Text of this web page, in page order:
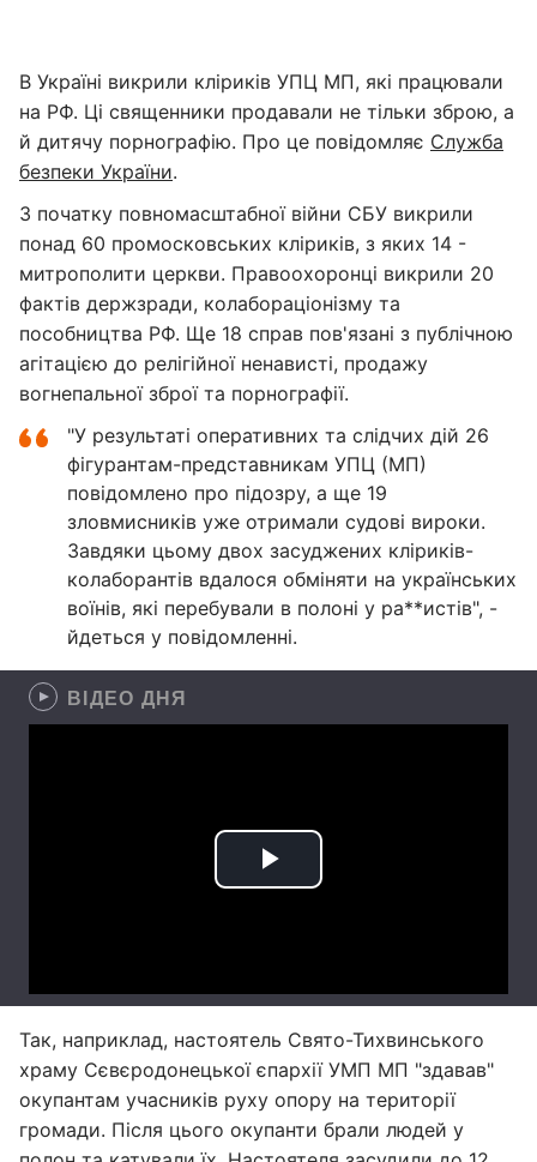
В Україні викрили кліриків УПЦ МП, які працювали
на РФ. Ці священники продавали не тільки зброю, а
й дитячу порнографію. Про це повідомляє Служба
безпеки України.
З початку повномасштабної війни СБУ викрили
понад 60 промосковських кліриків, з яких 14 -
митрополити церкви. Правоохоронці викрили 20
фактів держзради, колабораціонізму та
пособництва РФ. Ще 18 справ пов'язані з публічною
агітацією до релігійної ненависті, продажу
вогнепальної зброї та порнографії.
"У результаті оперативних та слідчих дій 26
фігурантам-представникам УПЦ (МП)
повідомлено про підозру, а ще 19
зловмисників уже отримали судові вироки.
Завдяки цьому двох засуджених кліриків-
колаборантів вдалося обміняти на українських
воїнів, які перебували в полоні у ра**истів", -
йдеться у повідомленні.
ВІДЕО ДНЯ
Так, наприклад, настоятель Свято-Тихвинського
храму Сєвєродонецької єпархії УМП МП "здавав"
окупантам учасників руху опору на території
громади. Після цього окупанти брали людей у